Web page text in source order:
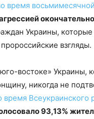
время
Украины,
взгляды.
востоке» Украины,
никогда не
время Всеукраинского
93,13%